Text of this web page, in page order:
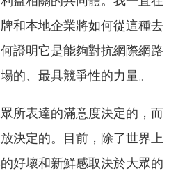
和本地企業將如何從這種去
證明它是能夠對抗網際網路
的、最具競爭性的力量。
所表達的滿意度決定的，而
決定的。目前，除了世界上
好壞和新鮮感取決於大眾的